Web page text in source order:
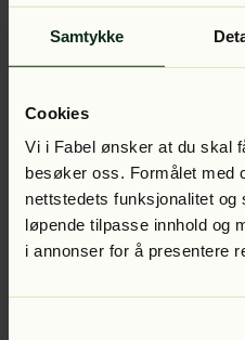
Samtykke
Cookies
Vi i Fabel ønsker at du skal
besøker oss. Formålet med
nettstedets funksjonalitet
løpende tilpasse innhold og
i annonser for å presentere